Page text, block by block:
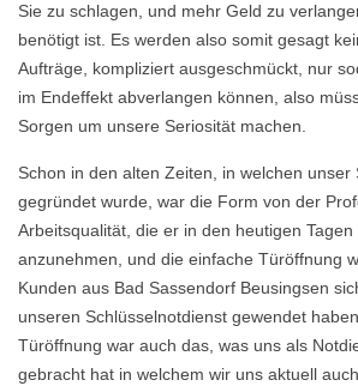
Sie zu schlagen, und mehr Geld zu
benötigt ist. Es werden also somit gesagt
Aufträge, kompliziert ausgeschmückt, nur
im Endeffekt abverlangen können, also
Sorgen um unsere Seriosität machen.
Schon in den alten Zeiten, in welchen unser
gegründet wurde, war die Form von der
Arbeitsqualität, die er in den heutigen Tagen
anzunehmen, und die einfache Türöffnung
Kunden aus Bad Sassendorf Beusingsen
unseren Schlüsselnotdienst gewendet
Türöffnung war auch das, was uns als
gebracht hat in welchem wir uns aktuell